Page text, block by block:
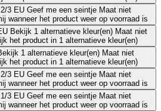
3 EU Geef me een seintje Maat niet
wanneer het product weer op voorraad is
Bekijk 1 alternatieve kleur(en) Maat niet
het product in 1 alternatieve kleur(en)
1 alternatieve kleur(en) Maat niet
het product in 1 alternatieve kleur(en)
3 EU Geef me een seintje Maat niet
wanneer het product weer op voorraad is
3 EU Geef me een seintje Maat niet
wanneer het product weer op voorraad is